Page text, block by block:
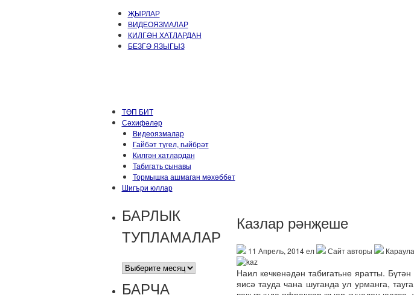
ҖЫРЛАР
ВИДЕОЯЗМАЛАР
КИЛГӘН ХАТЛАРДАН
БЕЗГӘ ЯЗЫГЫЗ
ТӨП БИТ
Сәхифәләр
Видеоязмалар
Гайбәт түгел, гыйбрәт
Килгән хатлардан
Табигать сынавы
Тормышка ашмаган мәхәббәт
Шигъри юллар
БАРЛЫК
ТУПЛАМАЛАР
БАРЧА
Казлар рәнҗеше
11 Апрель, 2014 ел Сайт авторы
Наил кечкенәдән табигатьне яратты.
яисә тауда чана шуганда ул урманга,